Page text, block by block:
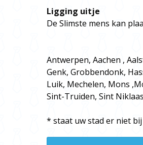
Ligging uitje
De Slimste mens kan
Antwerpen, Aachen ,
Genk, Grobbendonk,
Luik, Mechelen, Mons
Sint-Truiden, Sint
* staat uw stad er niet